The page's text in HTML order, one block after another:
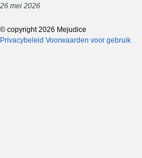
26 mei 2026
© copyright 2026 Mejudice
Privacybeleid Voorwaarden voor gebruik